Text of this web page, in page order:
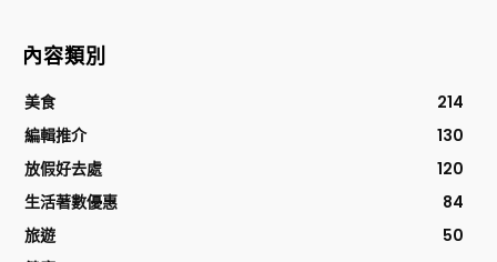
內容類別
美食
214
編輯推介
130
放假好去處
120
生活著數優惠
84
旅遊
50